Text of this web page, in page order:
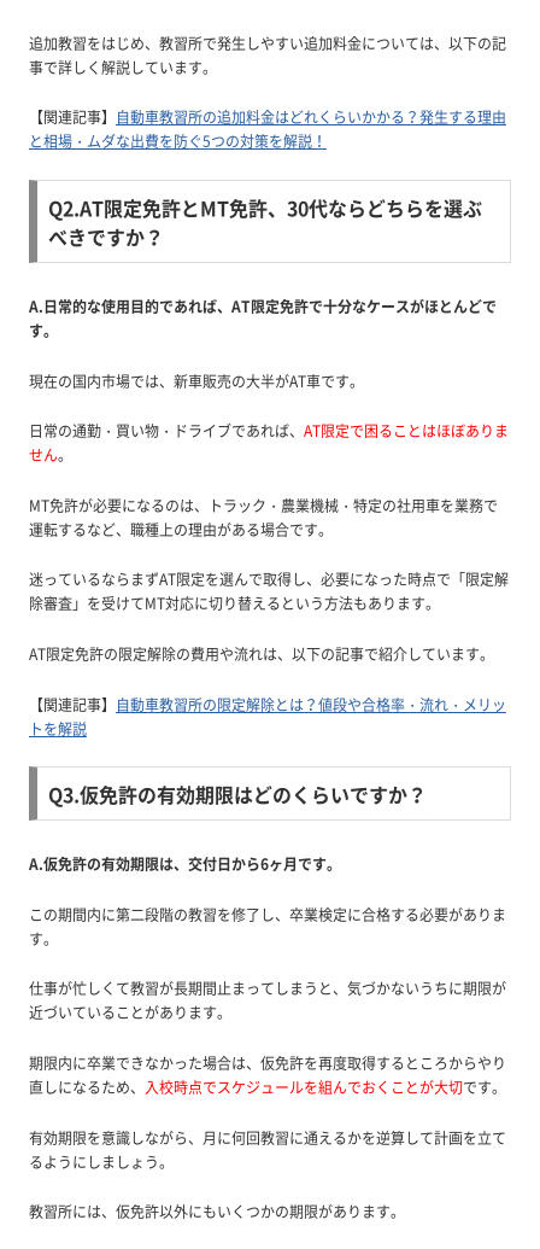
追加教習をはじめ、教習所で発生しやすい追加料金については、以下の記
事で詳しく解説しています。
【関連記事】
自動車教習所の追加料金はどれくらいかかる？発生する理由
と相場・ムダな出費を防ぐ5つの対策を解説！
Q2.AT限定免許とMT免許、30代ならどちらを選ぶ
べきですか？
A.日常的な使用目的であれば、AT限定免許で十分なケースがほとんどで
す。
現在の国内市場では、新車販売の大半がAT車です。
日常の通勤・買い物・ドライブであれば、 AT限定で困ることはほぼありま
せん。
MT免許が必要になるのは、トラック・農業機械・特定の社用車を業務で
運転するなど、職種上の理由がある場合です。
迷っているならまずAT限定を選んで取得し、必要になった時点で「限定解
除審査」を受けてMT対応に切り替えるという方法もあります。
AT限定免許の限定解除の費用や流れは、以下の記事で紹介しています。
【関連記事】 自動車教習所の限定解除とは？値段や合格率・流れ・メリッ
トを解説
Q3.仮免許の有効期限はどのくらいですか？
A.仮免許の有効期限は、交付日から6ヶ月です。
この期間内に第二段階の教習を修了し、卒業検定に合格する必要がありま
す。
仕事が忙しくて教習が長期間止まってしまうと、気づかないうちに期限が
近づいていることがあります。
期限内に卒業できなかった場合は、仮免許を再度取得するところからやり
直しになるため、 入校時点でスケジュールを組んでおくことが大切です。
有効期限を意識しながら、月に何回教習に通えるかを逆算して計画を立て
るようにしましょう。
教習所には、仮免許以外にもいくつかの期限があります。